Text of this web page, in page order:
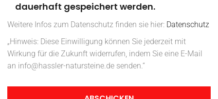
dauerhaft gespeichert werden.
Weitere Infos zum Datenschutz finden sie hier: Datenschutz
„Hinweis: Diese Einwilligung können Sie jederzeit mit
Wirkung für die Zukunft widerrufen, indem Sie eine E-Mail
an info@hassler-natursteine.de senden.“